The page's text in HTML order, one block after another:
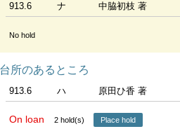
913.6 ナ 中脇初枝 著
No hold
所のあるところ
913.6 ハ 原田ひ香 著
On loan 2 hold(s) Place hold